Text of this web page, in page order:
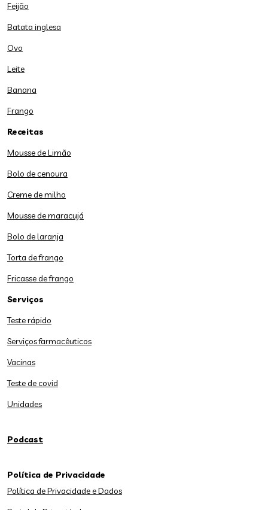
Feijão
Batata inglesa
Ovo
Leite
Banana
Frango
Receitas
Mousse de Limão
Bolo de cenoura
Creme de milho
Mousse de maracujá
Bolo de laranja
Torta de frango
Fricasse de frango
Serviços
Teste rápido
Serviços farmacêuticos
Vacinas
Teste de covid
Unidades
Podcast
Política de Privacidade
Política de Privacidade e Dados